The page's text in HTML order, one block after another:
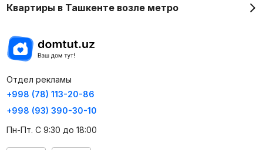
Квартиры в Ташкенте возле метро
Отдел рекламы
+998 (78) 113-20-86
+998 (93) 390-30-10
Пн-Пт. С 9:30 до 18:00